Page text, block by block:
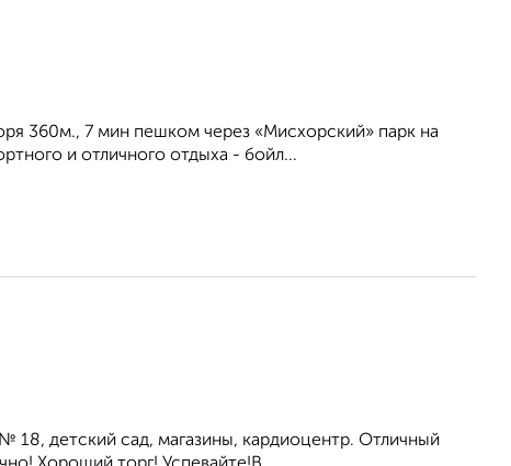
360м., 7 мин пешком через «Мисхорский» парк на
и отличного отдыха - бойл...
18, детский сад, магазины, кардиоцентр. Отличный